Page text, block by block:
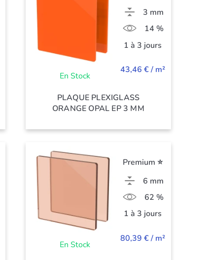
En Stock
3 mm
14 %
1 à 3 jours
43,46 € / m²
PLAQUE PLEXIGLASS
ORANGE OPAL EP 3 MM
En Stock
Premium ⭐
6 mm
62 %
1 à 3 jours
80,39 € / m²